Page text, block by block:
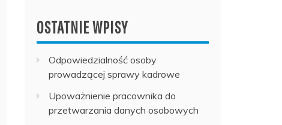
OSTATNIE WPISY
Odpowiedzialność osoby
prowadzącej sprawy kadrowe
Upoważnienie pracownika do
przetwarzania danych osobowych